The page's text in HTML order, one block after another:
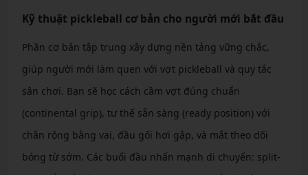
Kỹ thuật pickleball cơ bản cho người mới bắt đầu
Phần cơ bản tập trung xây dựng nền tảng vững chắc,
giúp người mới làm quen với vợt pickleball và quy tắc
sân chơi. Bạn sẽ học cách cầm vợt đúng chuẩn
(continental grip), tư thế sẵn sàng (ready position) với
chân rộng bằng vai, đầu gối hơi gập, và mắt theo dõi
bóng từ sớm. Các buổi đầu nhấn mạnh di chuyển: split-